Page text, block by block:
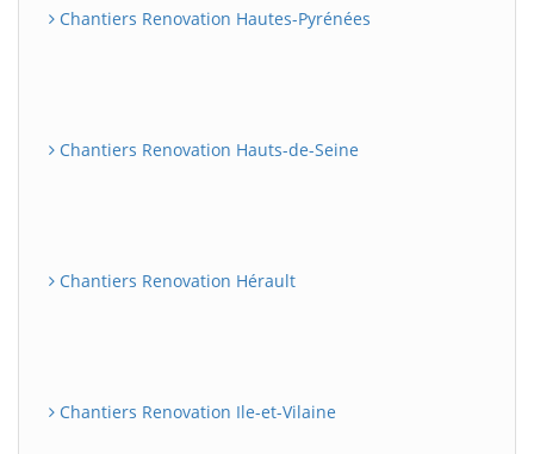
Chantiers Renovation Hautes-Pyrénées
Chantiers Renovation Hauts-de-Seine
Chantiers Renovation Hérault
Chantiers Renovation Ile-et-Vilaine